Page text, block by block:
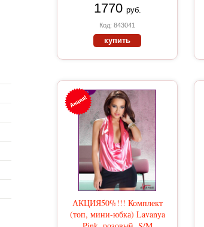
1770 руб.
Код: 843041
купить
АКЦИЯ50%!!! Комплект
(топ, мини-юбка) Lavanya